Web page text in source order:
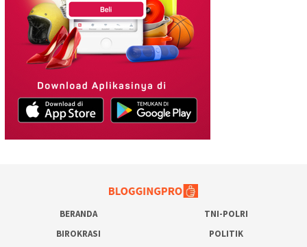
BERANDA
TNI-POLRI
BIROKRASI
POLITIK